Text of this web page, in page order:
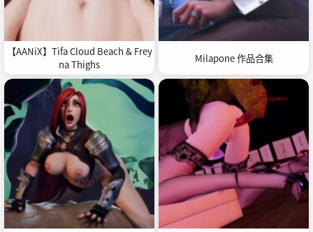
【AANiX】Tifa Cloud Beach & Frey
na Thighs
Milapone 作品合集